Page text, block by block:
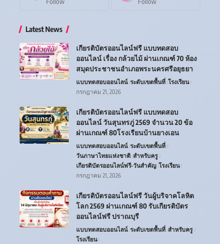
Latest News
เกียรติบัตรออนไลน์ฟรี แบบทดสอบ
ออนไลน์ เรื่อง กล้วยไม้ ผ่านเกณฑ์ 70 ห้อง
สมุดประชาชนอำเภอพระนครศรีอยุธยา
แบบทดสอบออนไลน์ ระดับเขตพื้นที่ โรงเรียน
กรกฎาคม 21, 2026
เกียรติบัตรออนไลน์ฟรี แบบทดสอบ
ออนไลน์ วันสุนทรภู่ 2569 จำนวน 20 ข้อ
ผ่านเกณฑ์ 80โรงเรียนบ้านยางเอน
แบบทดสอบออนไลน์ ระดับเขตพื้นที่
วันภาษาไทยแห่งชาติ สำหรับครู
เกียรติบัตรออนไลน์ฟรี-วันสำคัญ โรงเรียน
กรกฎาคม 21, 2026
เกียรติบัตรออนไลน์ฟรี วันผู้บริจาคโลหิต
โลก 2569 ผ่านเกณฑ์ 80 รับเกียรติบัตร
ออนไลน์ฟรี ปราณบุรี
แบบทดสอบออนไลน์ ระดับเขตพื้นที่ สำหรับครู
โรงเรียน